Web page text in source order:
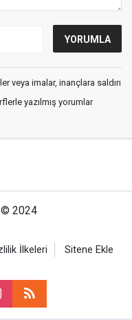
veya imalar, inançlara saldırı
yazılmış yorumlar
© 2024
İlkeleri Sitene Ekle